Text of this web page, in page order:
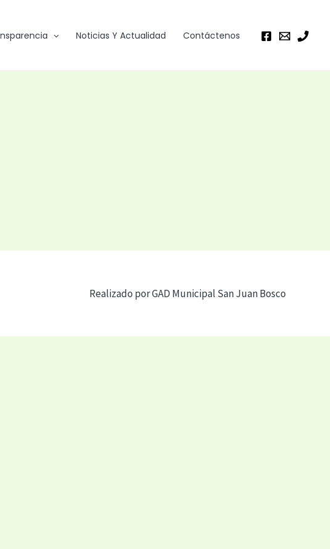
Noticias Y Actualidad Contáctenos
Realizado por GAD Municipal San Juan Bosco